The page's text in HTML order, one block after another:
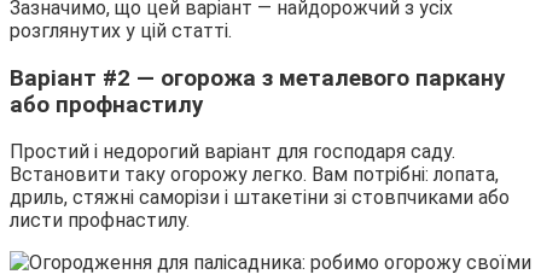
Зазначимо, що цей варіант — найдорожчий з усіх
розглянутих у цій статті.
Варіант #2 — огорожа з металевого паркану
або профнастилу
Простий і недорогий варіант для господаря саду.
Встановити таку огорожу легко. Вам потрібні: лопата,
дриль, стяжні саморізи і штакетіни зі стовпчиками або
листи профнастилу.